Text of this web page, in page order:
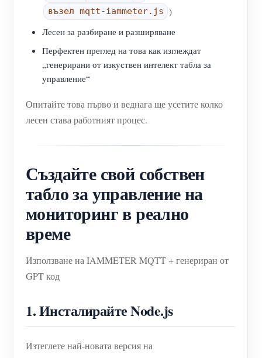
възел mqtt-iammeter.js )
Лесен за разбиране и разширяване
Перфектен преглед на това как изглеждат
„генерирани от изкуствен интелект табла за
управление“
Опитайте това първо и веднага ще усетите колко
лесен става работният процес.
Създайте свой собствен
табло за управление на
мониторинг в реално
време
Използване на IAMMETER MQTT + генериран от
GPT код
1. Инсталирайте Node.js
Изтеглете най-новата версия на